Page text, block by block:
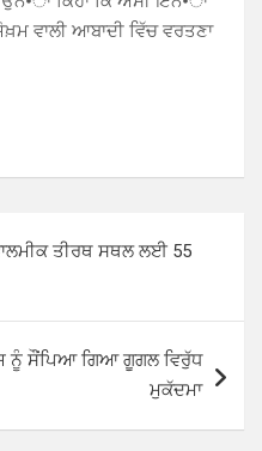
ਵਾਲੀ ਆਬਾਦੀ ਵਿੱਚ ਵਰਤਣਾ
ਤੀਰਥ ਸਥਲ ਲਈ 55
ਨੂੰ ਸੌਂਪਿਆ ਗਿਆ ਗੂਗਲ ਵਿਰੁੱਧ
ਮੁਕੱਦਮਾ